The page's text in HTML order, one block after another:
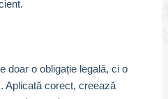
doar o obligație legală, ci o
Aplicată corect, creează